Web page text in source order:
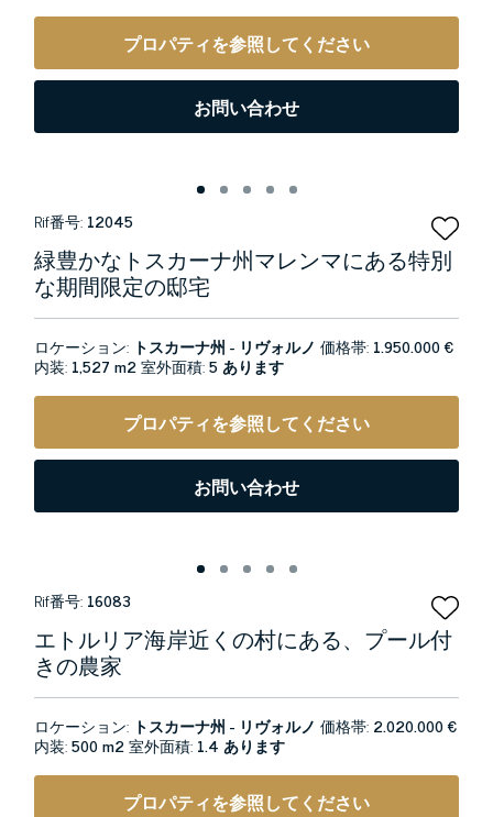
プロパティを参照してください
お問い合わせ
Rif番号: 12045
緑豊かなトスカーナ州マレンマにある特別
な期間限定の邸宅
ロケーション: トスカーナ州 - リヴォルノ 価格帯: 1.950.000 €
内装: 1,527 m2室外面積:5 あります
プロパティを参照してください
お問い合わせ
Rif番号: 16083
エトルリア海岸近くの村にある、プール付
きの農家
ロケーション: トスカーナ州 - リヴォルノ 価格帯: 2.020.000 €
内装:500 m2室外面積: 1.4 あります
プロパティを参照してください